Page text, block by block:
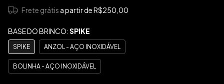
Frete grátis a partir deR$250,00
BASE DO BRINCO:SPIKE
SPIKE ANZOL - AÇO INOXIDÁVEL
BOLINHA - AÇO INOXIDÁVEL